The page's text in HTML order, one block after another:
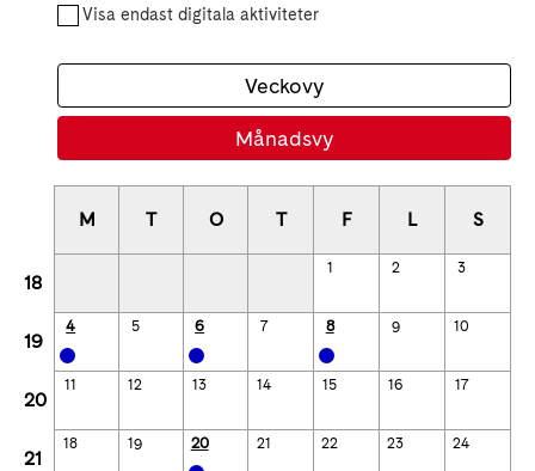
Visa endast digitala aktiviteter
Veckovy
Månadsvy
M T O T F L S
18
1 2 3
19
4 5 6 7 8 9 10
20
11 12 13 14 15 16 17
21
18 19 20 21 22 23 24